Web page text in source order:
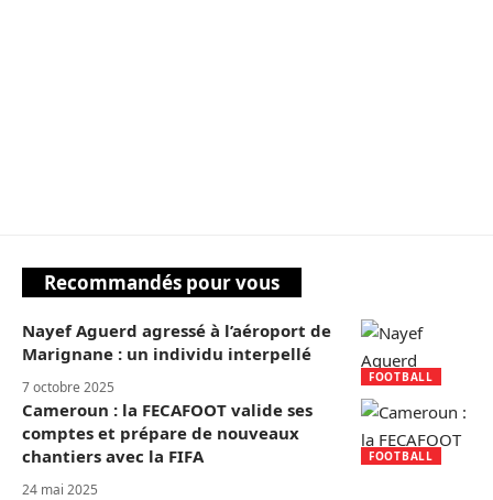
Recommandés pour vous
FOOTBALL
Nayef Aguerd agressé à l’aéroport de
Marignane : un individu interpellé
7 octobre 2025
FOOTBALL
Cameroun : la FECAFOOT valide ses
comptes et prépare de nouveaux
chantiers avec la FIFA
24 mai 2025